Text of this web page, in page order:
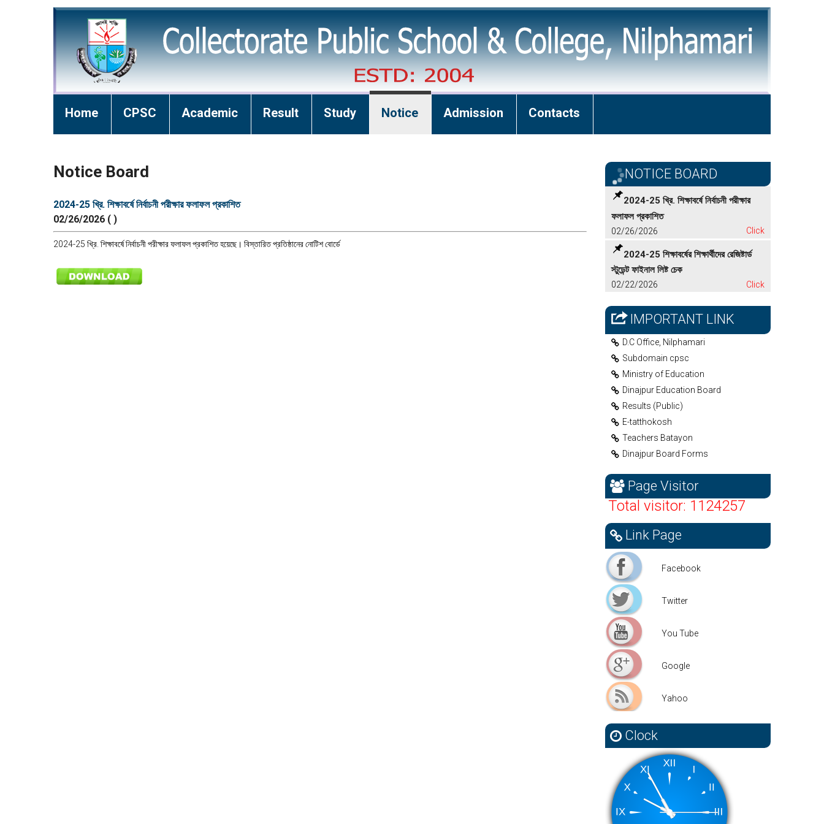
Home CPSC Academic Result Study Notice Admission Contacts
Notice Board
2024-25 খ্রি. শিক্ষাবর্ষে নির্বাচনী পরীক্ষার ফলাফল প্রকাশিত
02/26/2026 ( )
2024-25 খ্রি. শিক্ষাবর্ষে নির্বাচনী পরীক্ষার ফলাফল প্রকাশিত হয়েছে। বিস্তারিত প্রতিষ্ঠানের নোটিশ বোর্ডে
NOTICE BOARD
2024-25 খ্রি. শিক্ষাবর্ষে নির্বাচনী পরীক্ষার
ফলাফল প্রকাশিত
02/26/2026 Click
2024-25 শিক্ষাবর্ষের শিক্ষার্থীদের রেজিষ্টার্ড
স্টুডেন্ট ফাইনাল লিষ্ট চেক
02/22/2026 Click
IMPORTANT LINK
D.C Office, Nilphamari
Subdomain cpsc
Ministry of Education
Dinajpur Education Board
Results (Public)
E-tatthokosh
Teachers Batayon
Dinajpur Board Forms
Page Visitor
Total visitor: 1124257
Link Page
Facebook
Facebook
Twitter
Twitter
You Tube
You Tube
Google
Google
Yahoo
Yahoo
Clock